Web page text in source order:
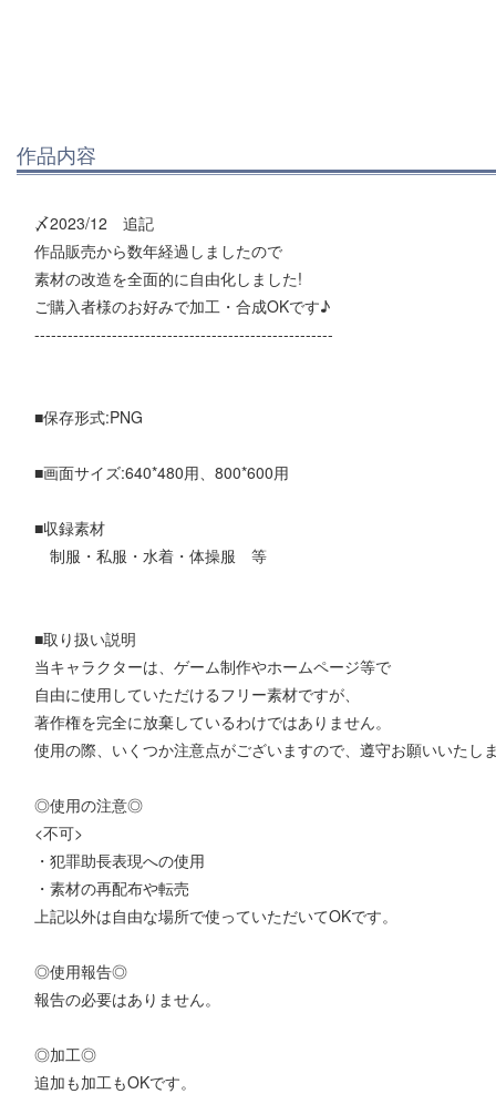
作品内容
〆2023/12 追記
作品販売から数年経過しましたので
素材の改造を全面的に自由化しました!
ご購入者様のお好みで加工・合成OKです♪
------------------------------------------------------
■保存形式:PNG
■画面サイズ:640*480用、800*600用
■収録素材
制服・私服・水着・体操服 等
■取り扱い説明
当キャラクターは、ゲーム制作やホームページ等で
自由に使用していただけるフリー素材ですが、
著作権を完全に放棄しているわけではありません。
使用の際、いくつか注意点がございますので、遵守お願いいたし
◎使用の注意◎
<不可>
・犯罪助長表現への使用
・素材の再配布や転売
上記以外は自由な場所で使っていただいてOKです。
◎使用報告◎
報告の必要はありません。
◎加工◎
追加も加工もOKです。